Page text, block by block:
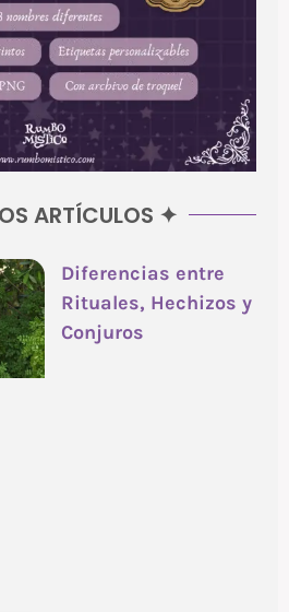
ARTÍCULOS ✦
Diferencias entre
Rituales, Hechizos y
Conjuros